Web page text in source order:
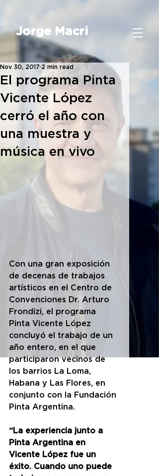
Jorge Macri
El programa Pinta
Vicente López
cerró el año con
una muestra y
música en vivo
Nov 30, 2017 2 min read
Con una gran exposición
de decenas de trabajos
artísticos en el Centro de
Convenciones Dr. Arturo
Frondizi, el programa
Pinta Vicente López
concluyó el trabajo de un
año entero, en el que
participaron vecinos de
los barrios La Loma,
Habana y Las Flores, en
conjunto con la Fundación
Pinta Argentina.
“La experiencia junto a
Pinta Argentina en
Vicente López fue un
éxito. Cuando uno puede